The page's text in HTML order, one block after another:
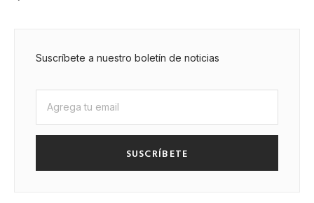
Suscríbete a nuestro boletín de noticias
SUSCRÍBETE